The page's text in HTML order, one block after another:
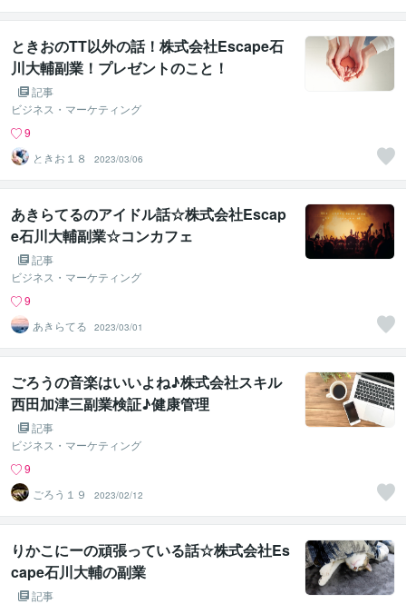
ときおのTT以外の話！株式会社Escape石
川大輔副業！プレゼントのこと！
記事
ビジネス・マーケティング
9
ときお１８
2023/03/06
あきらてるのアイドル話☆株式会社Escap
e石川大輔副業☆コンカフェ
記事
ビジネス・マーケティング
9
あきらてる
2023/03/01
ごろうの音楽はいいよね♪株式会社スキル
西田加津三副業検証♪健康管理
記事
ビジネス・マーケティング
9
ごろう１９
2023/02/12
りかこにーの頑張っている話☆株式会社Es
cape石川大輔の副業
記事